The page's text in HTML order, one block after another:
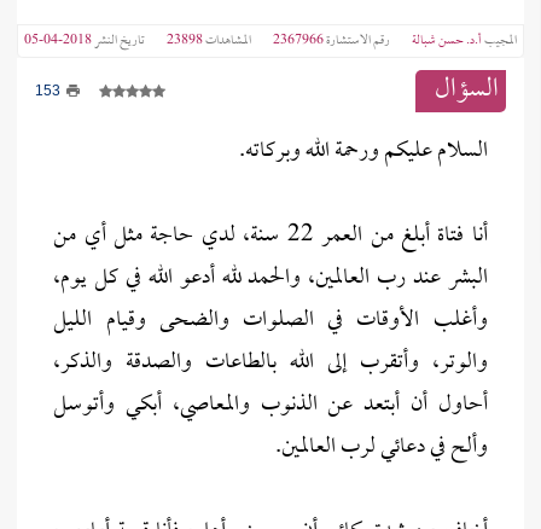
المجيبأ.د. حسن شبالة رقم الاستشارة2367966 المشاهدات23898 تاريخ النشر2018-04-05
السؤال 153
السلام عليكم ورحمة الله وبركاته.
أنا فتاة أبلغ من العمر 22 سنة، لدي حاجة مثل أي من
البشر عند رب العالمين، والحمد لله أدعو الله في كل يوم،
وأغلب الأوقات في الصلوات والضحى وقيام الليل
والوتر، وأتقرب إلى الله بالطاعات والصدقة والذكر،
أحاول أن أبتعد عن الذنوب والمعاصي، أبكي وأتوسل
وألح في دعائي لرب العالمين.